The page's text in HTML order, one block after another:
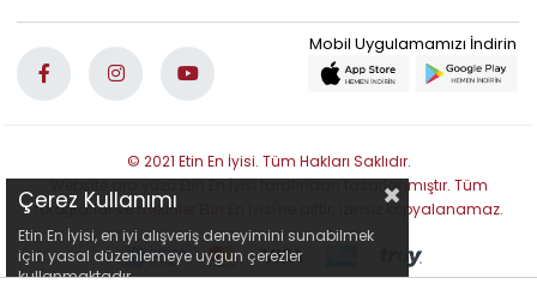
© 2021 Etin En İyisi. Tüm Hakları Saklıdır.
Website ara yüzü Etin En İyisi tarafından tasarlanmıştır. Tüm
fotoğraflar ve metinler Etin En İyisi'ne aittir; izinsiz kopyalanamaz.
Çerez Kullanımı
Etin En İyisi, en iyi alışveriş deneyimini sunabilmek
için yasal düzenlemeye uygun çerezler
kullanmaktadır.